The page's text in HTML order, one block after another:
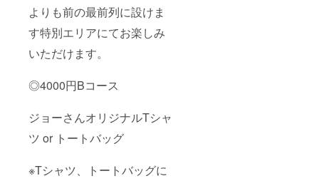
よりも前の最前列に設けま
す特別エリアにてお楽しみ
いただけます。
◎4000円Bコース
ジョーさんオリジナルTシャ
ツ or トートバッグ
※Tシャツ、トートバッグに